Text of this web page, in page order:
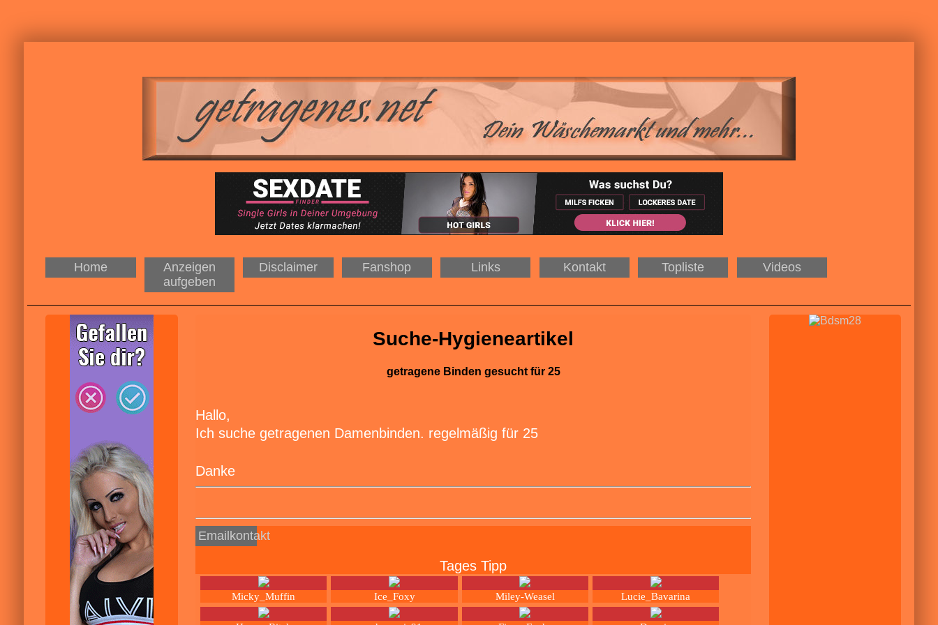
Home
Anzeigen
aufgeben
Disclaimer Fanshop Links Kontakt Topliste Videos
Suche-Hygieneartikel
getragene Binden gesucht für 25
Hallo,
Ich suche getragenen Damenbinden. regelmäßig für 25
Danke
Emailkontakt
Tages Tipp
Micky_Muffin Ice_Foxy Miley-Weasel Lucie_Bavarina